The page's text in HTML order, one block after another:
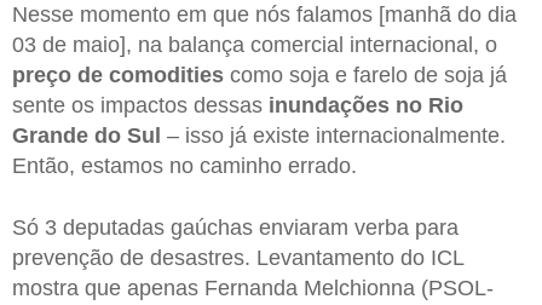
Nesse momento em que nós falamos [manhã do dia
03 de maio], na balança comercial internacional, o
preço de comodities como soja e farelo de soja já
sente os impactos dessas inundações no Rio
Grande do Sul – isso já existe internacionalmente.
Então, estamos no caminho errado.
Só 3 deputadas gaúchas enviaram verba para
prevenção de desastres. Levantamento do ICL
mostra que apenas Fernanda Melchionna (PSOL-